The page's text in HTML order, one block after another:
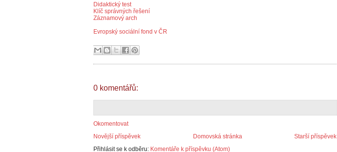
Didaktický test
Klíč správných řešení
Záznamový arch
Evropský sociální fond v ČR
0 komentářů:
Okomentovat
Novější příspěvek
Starší příspěvek
Domovská stránka
Přihlásit se k odběru: Komentáře k příspěvku (Atom)